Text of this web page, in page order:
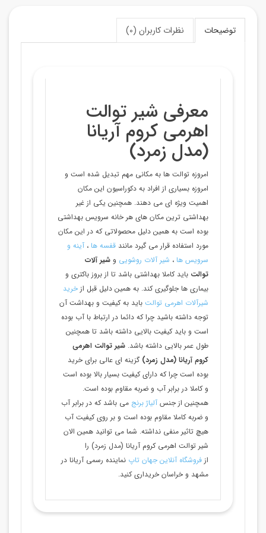
توضیحات نظرات کاربران (0)
معرفی شیر توالت
اهرمی کروم آریانا
(مدل زمرد)
امروزه توالت ها به مکانی مهم تبدیل شده است و
امروزه بسیاری از افراد به دکوراسیون این مکان
اهمیت ویژه ای می دهند. همچنین یکی از غیر
بهداشتی ترین مکان های هر خانه سرویس بهداشتی
بوده است به همین دلیل محصولاتی که در این مکان
مورد استفاده قرار می گیرد مانند قفسه ها ، آینه و
سرویس ها ، شیر آلات روشویی و شیر آلات
توالت باید کاملا بهداشتی باشد تا از بروز باکتری و
بیماری ها جلوگیری کند. به همین دلیل قبل از خرید
شیرآلات اهرمی توالت باید به کیفیت و بهداشت آن
توجه داشته باشید چرا که دائما در ارتباط با آب بوده
است و باید کیفیت بالایی داشته باشد تا همچنین
طول عمر بالایی داشته باشد. شیر توالت اهرمی
کروم آریانا (مدل زمرد) گزینه ای عالی برای خرید
بوده است چرا که دارای کیفیت بسیار بالا بوده است
و کاملا در برابر آب و ضربه مقاوم بوده است.
همچنین از جنس آلیاژ برنج می باشد که در برابر آب
و ضربه کاملا مقاوم بوده است و بر روی کیفیت آب
هیچ تاثیر منفی نداشته. شما می توانید همین الان
شیر توالت اهرمی کروم آریانا (مدل زمرد) را
از فروشگاه آنلاین جهان تاپ نماینده رسمی آریانا در
مشهد و خراسان خریداری کنید.